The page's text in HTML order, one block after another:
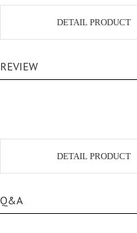
DETAIL PRODUCT
REVIEW
DETAIL PRODUCT
Q&A